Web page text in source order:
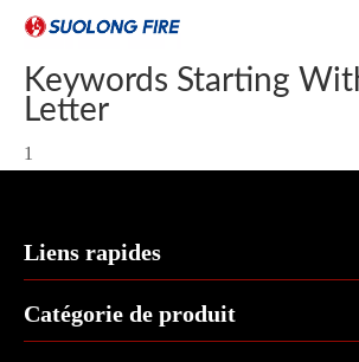
Keywords Starting
Letter
1
Liens rapides
Catégorie de produit